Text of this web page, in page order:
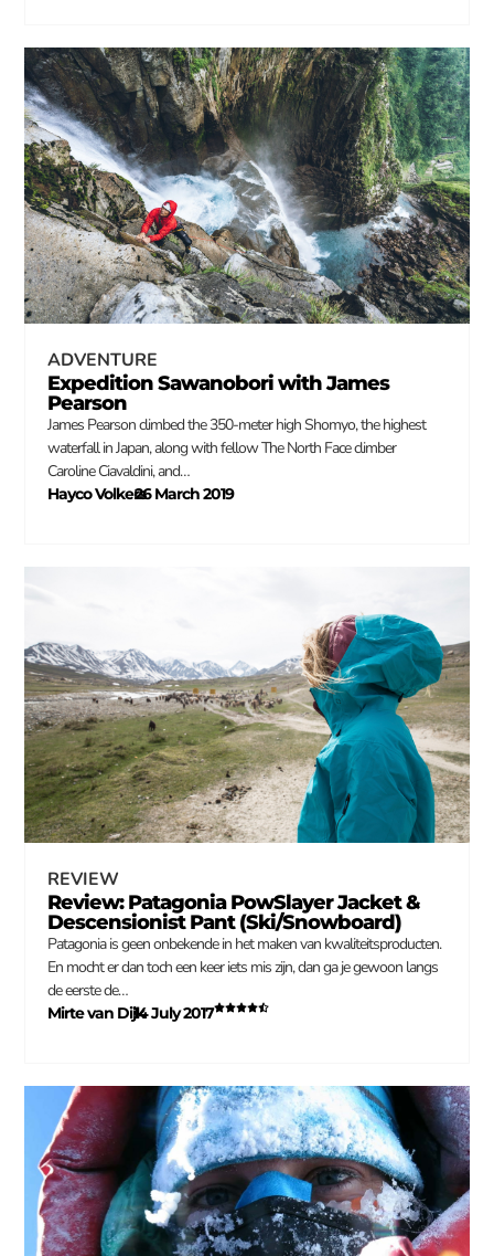
ADVENTURE
Expedition Sawanobori with James
Pearson
James Pearson climbed the 350-meter high Shomyo, the highest
waterfall in Japan, along with fellow The North Face climber
Caroline Ciavaldini, and…
Hayco Volkers
–
26 March 2019
REVIEW
Review: Patagonia PowSlayer Jacket &
Descensionist Pant (Ski/Snowboard)
Patagonia is geen onbekende in het maken van kwaliteitsproducten.
En mocht er dan toch een keer iets mis zijn, dan ga je gewoon langs
de eerste de…
Mirte van Dijk
–
14 July 2017